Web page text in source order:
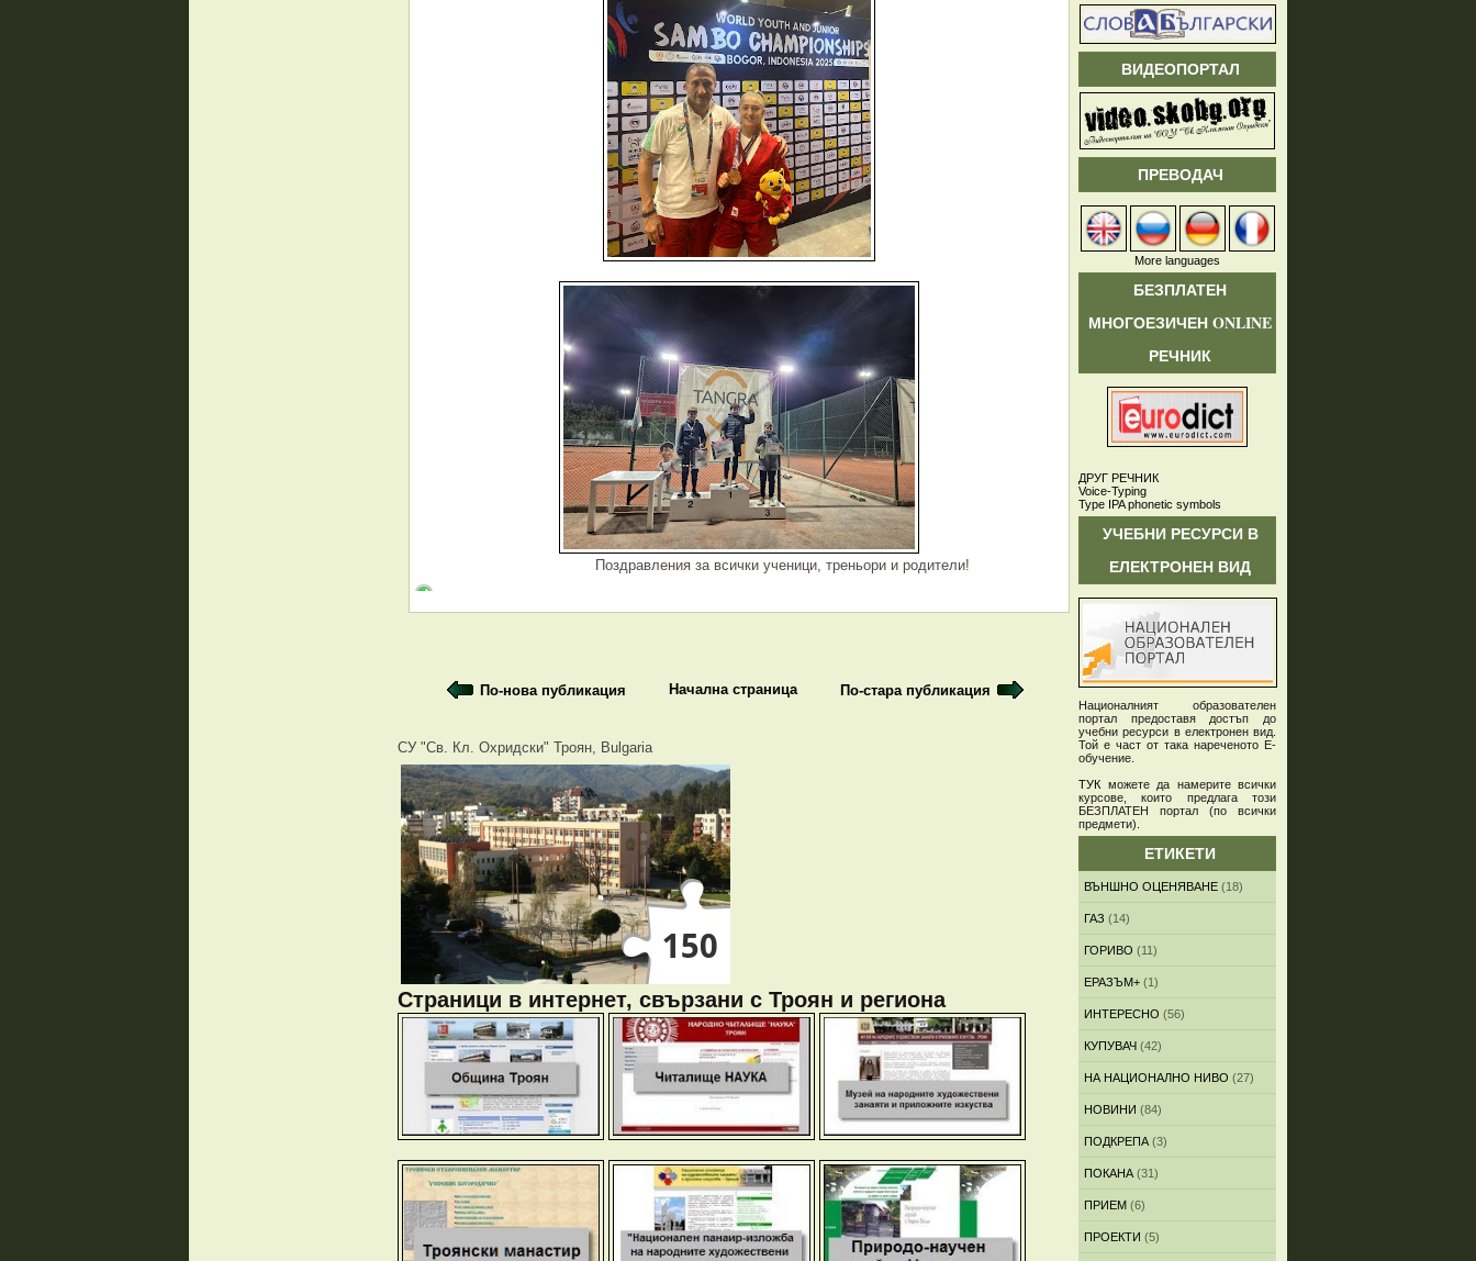
Поздравления за всички ученици, треньори и родители!
По-нова публикация По-стара публикация
Начална страница
СУ "Св. Кл. Охридски" Троян, Bulgaria
Страници в интернет, свързани с Троян и региона
ВИДЕОПОРТАЛ
ПРЕВОДАЧ
More languages
БЕЗПЛАТЕН
МНОГОЕЗИЧЕН ONLINE
РЕЧНИК
ДРУГ РЕЧНИК
Voice-Typing
Type IPA phonetic symbols
УЧЕБНИ РЕСУРСИ В
ЕЛЕКТРОНЕН ВИД
Националният образователен
портал предоставя достъп до
учебни ресурси в електронен вид.
Той е част от така нареченото Е-
обучение.
ТУКможете да намерите всички
курсове, които предлага този
БЕЗПЛАТЕН портал (по всички
предмети).
ЕТИКЕТИ
ВЪНШНО ОЦЕНЯВАНЕ (18)
ГАЗ (14)
ГОРИВО (11)
ЕРАЗЪМ+ (1)
ИНТЕРЕСНО (56)
КУПУВАЧ (42)
НА НАЦИОНАЛНО НИВО (27)
НОВИНИ (84)
ПОДКРЕПА (3)
ПОКАНА (31)
ПРИЕМ (6)
ПРОЕКТИ (5)